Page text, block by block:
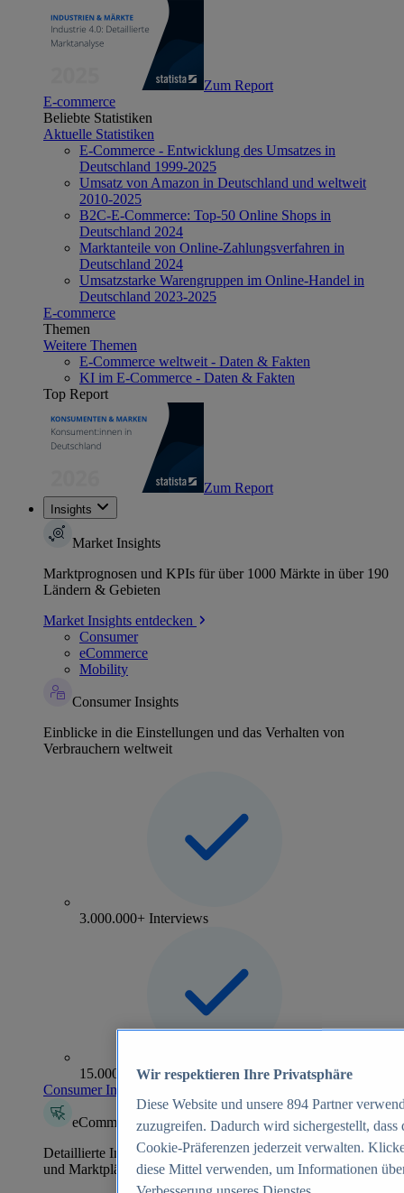
Zum Report
E-commerce
Beliebte Statistiken
Aktuelle Statistiken
E-Commerce - Entwicklung des Umsatzes in
Deutschland 1999-2025
Umsatz von Amazon in Deutschland und weltweit
2010-2025
B2C-E-Commerce: Top-50 Online Shops in
Deutschland 2024
Marktanteile von Online-Zahlungsverfahren in
Deutschland 2024
Umsatzstarke Warengruppen im Online-Handel in
Deutschland 2023-2025
E-commerce
Themen
Weitere Themen
E-Commerce weltweit - Daten & Fakten
KI im E-Commerce - Daten & Fakten
Top Report
Zum Report
Insights
Market Insights
Marktprognosen und KPIs für über 1000 Märkte in über 190
Ländern & Gebieten
Market Insights entdecken
Consumer
eCommerce
Mobility
Consumer Insights
Einblicke in die Einstellungen und das Verhalten von
Verbrauchern weltweit
3.000.000+ Interviews
15.000+ Marken
Consumer Insights entdecken
eCommerce Insights
Detaillierte Informationen zu mehr als 39.000 Online-Shops
und Marktplätzen
Wir respektieren Ihre Privatsphäre
Diese Website und unsere 894 Partner
zuzugreifen. Dadurch wird sichergestellt,
Cookie-Präferenzen jederzeit verwalten.
diese Mittel verwenden, um Informationen